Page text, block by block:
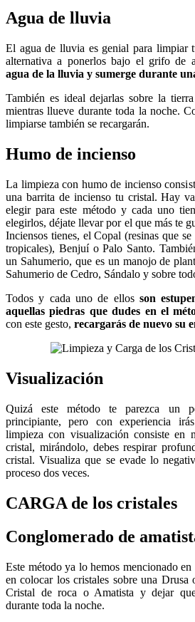
Agua de lluvia
El agua de lluvia es genial para limpiar
alternativa a ponerlos bajo el grifo de
agua de la lluvia y sumerge durante
También es ideal dejarlas sobre la
mientras llueve durante toda la noche.
limpiarse también se recargarán.
Humo de incienso
La limpieza con humo de incienso
una barrita de incienso tu cristal. Hay
elegir para este método y cada uno
elegirlos, déjate llevar por el que más te
Inciensos tienes, el Copal (resinas que
tropicales), Benjuí o Palo Santo.
un Sahumerio, que es un manojo de
Sahumerio de Cedro, Sándalo y sobre
Todos y cada uno de ellos son
aquellas piedras que dudes en el
con este gesto, recargarás de nuevo su
Visualización
Quizá este método te parezca un
principiante, pero con experiencia
limpieza con visualización consiste en
cristal, mirándolo, debes respirar
cristal. Visualiza que se evade lo
proceso dos veces.
CARGA de los cristales
Conglomerado de
Este método ya lo hemos mencionado en
en colocar los cristales sobre una Drusa
Cristal de roca o Amatista y dejar
durante toda la noche.